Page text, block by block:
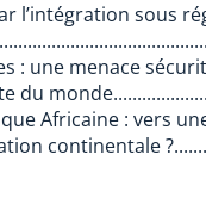
l’intégration sous
: une menace
du
Africaine : vers
continentale